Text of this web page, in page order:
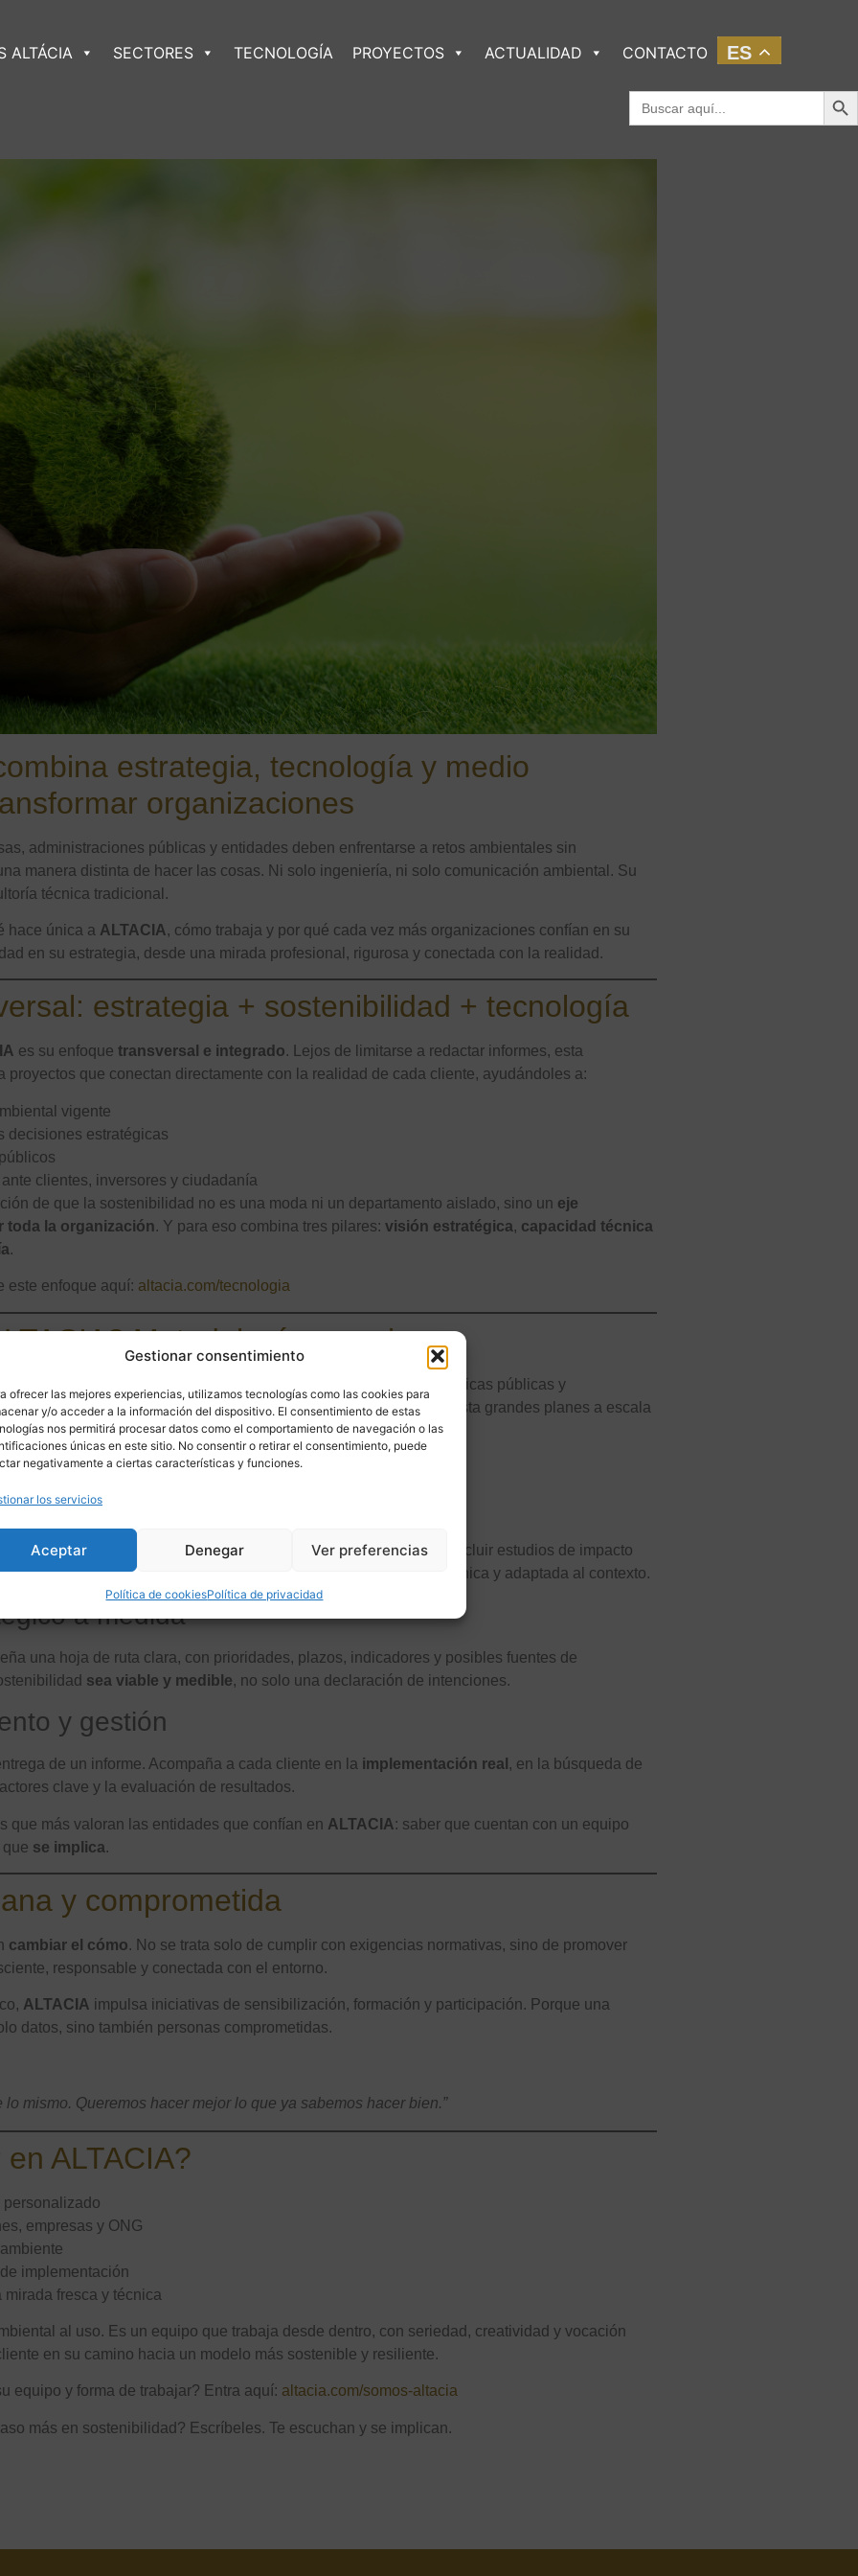
Gestionar consentimiento
ofrecer las mejores experiencias, utilizamos tecnologías como las cookies para
y/o acceder a la información del dispositivo. El consentimiento de estas
nos permitirá procesar datos como el comportamiento de navegación o las
únicas en este sitio. No consentir o retirar el consentimiento, puede
negativamente a ciertas características y funciones.
los servicios
Aceptar Denegar Ver preferencias
Política de cookiesPolítica de privacidad
ALTÁCIA SECTORES TECNOLOGÍA PROYECTOS ACTUALIDAD CONTACTO ES
Buscar:
estrategia, tecnología y medio
organizaciones
administraciones públicas y entidades deben enfrentarse a retos ambientales sin
manera distinta de hacer las cosas. Ni solo ingeniería, ni solo comunicación ambiental. Su
técnica tradicional.
hace única a ALTACIA, cómo trabaja y por qué cada vez más organizaciones confían en su
en su estrategia, desde una mirada profesional, rigurosa y conectada con la realidad.
estrategia + sostenibilidad + tecnología
es su enfoquetransversal e integrado. Lejos de limitarse a redactar informes, esta
proyectos que conectan directamente con la realidad de cada cliente, ayudándoles a:
vigente
decisiones estratégicas
clientes, inversores y ciudadanía
de que la sostenibilidad no es una moda ni un departamento aislado, sino un eje
toda la organización. Y para eso combina tres pilares:visión estratégica, capacidad técnica
.
este enfoque aquí: altacia.com/tecnologia
Metodología y equipo
por especialistas en medio ambiente, urbanismo, ingeniería, políticas públicas y
soluciones adaptadas a cada reto, desde proyectos locales hasta grandes planes a escala
analiza la situación de partida en profundidad. Esto puede incluir estudios de impacto
revisión normativa, etc. Todo desde una mirada rigurosa, técnica y adaptada al contexto.
a medida
una hoja de ruta clara, con prioridades, plazos, indicadores y posibles fuentes de
sea viable y medible, no solo una declaración de intenciones.
y gestión
de un informe. Acompaña a cada cliente en la implementación real , en la búsqueda de
clave y la evaluación de resultados.
que más valoran las entidades que confían en ALTACIA: saber que cuentan con un equipo
se implica.
y comprometida
cambiar el cómo. No se trata solo de cumplir con exigencias normativas, sino de promover
responsable y conectada con el entorno.
ALTACIA impulsa iniciativas de sensibilización, formación y participación. Porque una
datos, sino también personas comprometidas.
lo mismo. Queremos hacer mejor lo que ya sabemos hacer bien.”
ALTACIA?
empresas y ONG
implementación
fresca y técnica
al uso. Es un equipo que trabaja desde dentro, con seriedad, creatividad y vocación
en su camino hacia un modelo más sostenible y resiliente.
equipo y forma de trabajar? Entra aquí: altacia.com/somos-altacia
más en sostenibilidad? Escríbeles. Te escuchan y se implican.